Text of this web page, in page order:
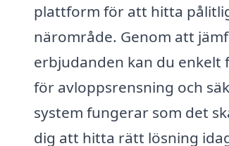
plattform för att hitta
närområde. Genom att
erbjudanden kan du enkelt
för avloppsrensning och
system fungerar som det
dig att hitta rätt lösning